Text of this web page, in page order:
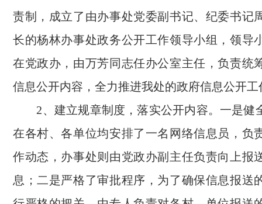
责制，成立了由办事处党委副书记、纪委书记
长的杨林办事处政务公开工作领导小组，领导
在党政办，由万芳同志任办公室主任，负责统
信息公开内容，全力推进我处的政府信息公开工
2、建立规章制度，落实公开内容。一是健
在各村、各单位均安排了一名网络信息员，负
作动态，办事处则由党政办副主任负责向上报
息；二是严格了审批程序，为了确保信息报送